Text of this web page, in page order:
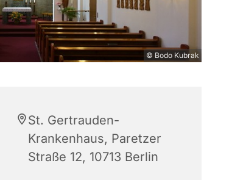
© Bodo Kubrak
St. Gertrauden-
Krankenhaus, Paretzer
Straße 12, 10713 Berlin